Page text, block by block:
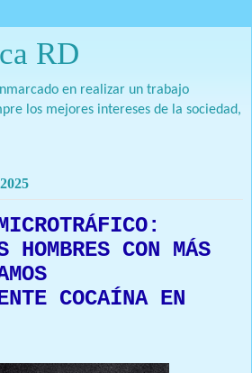
RD
en realizar un trabajo
los mejores intereses de la sociedad,
HOMBRES CON MÁS
COCAÍNA EN